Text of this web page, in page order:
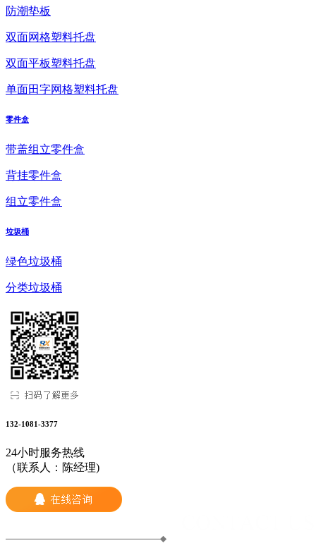
防潮垫板
双面网格塑料托盘
双面平板塑料托盘
单面田字网格塑料托盘
零件盒
带盖组立零件盒
背挂零件盒
组立零件盒
垃圾桶
绿色垃圾桶
分类垃圾桶
132-1081-3377
24小时服务热线
（联系人：陈经理)